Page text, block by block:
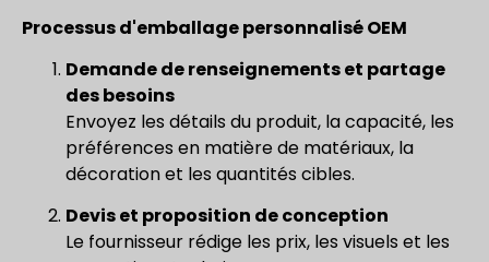
Processus d'emballage personnalisé OEM
Demande de renseignements et partage
des besoins
Envoyez les détails du produit, la capacité, les
préférences en matière de matériaux, la
décoration et les quantités cibles.
Devis et proposition de conception
Le fournisseur rédige les prix, les visuels et les